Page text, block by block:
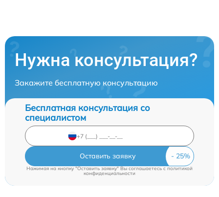
Нужна консультация?
Закажите бесплатную консультацию
Бесплатная консультация со
специалистом
Оставить заявку
Нажимая на кнопку "Оставить заявку" Вы соглашаетесь c политикой
конфиденциальности